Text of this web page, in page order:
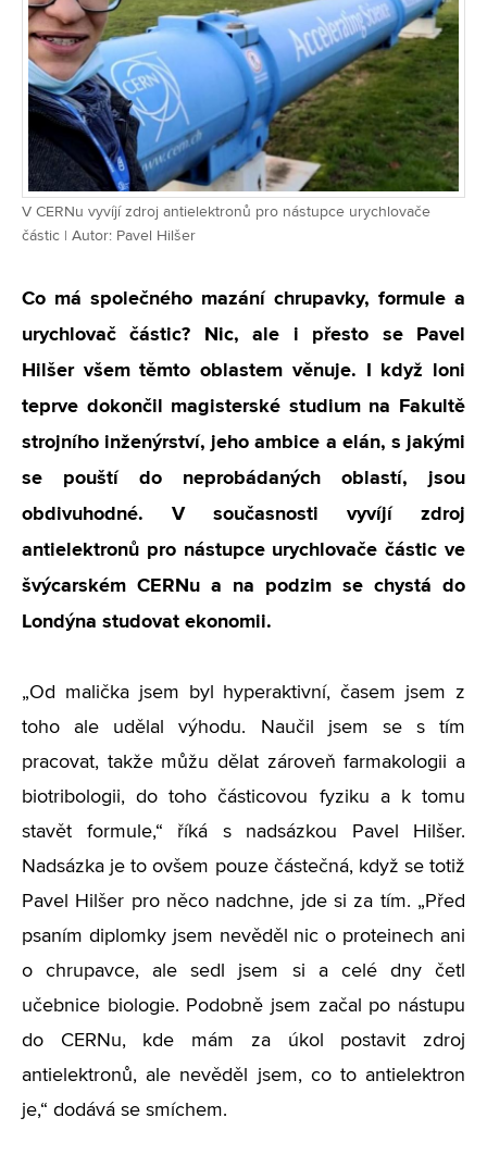
V CERNu vyvíjí zdroj antielektronů pro nástupce urychlovače
částic | Autor: Pavel Hilšer
Co má společného mazání chrupavky, formule a
urychlovač částic? Nic, ale i přesto se Pavel
Hilšer všem těmto oblastem věnuje. I když loni
teprve dokončil magisterské studium na Fakultě
strojního inženýrství, jeho ambice a elán, s jakými
se pouští do neprobádaných oblastí, jsou
obdivuhodné. V současnosti vyvíjí zdroj
antielektronů pro nástupce urychlovače částic ve
švýcarském CERNu a na podzim se chystá do
Londýna studovat ekonomii.
„Od malička jsem byl hyperaktivní, časem jsem z
toho ale udělal výhodu. Naučil jsem se s tím
pracovat, takže můžu dělat zároveň farmakologii a
biotribologii, do toho částicovou fyziku a k tomu
stavět formule,“ říká s nadsázkou Pavel Hilšer.
Nadsázka je to ovšem pouze částečná, když se totiž
Pavel Hilšer pro něco nadchne, jde si za tím. „Před
psaním diplomky jsem nevěděl nic o proteinech ani
o chrupavce, ale sedl jsem si a celé dny četl
učebnice biologie. Podobně jsem začal po nástupu
do CERNu, kde mám za úkol postavit zdroj
antielektronů, ale nevěděl jsem, co to antielektron
je,“ dodává se smíchem.